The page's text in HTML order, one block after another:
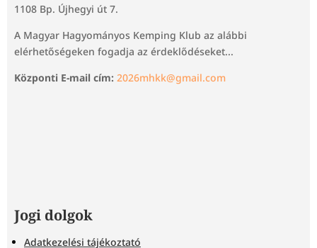
1108 Bp. Újhegyi út 7.
A Magyar Hagyományos Kemping Klub az alábbi
elérhetőségeken fogadja az érdeklődéseket...
Központi E-mail cím: 2026mhkk@gmail.com
Jogi dolgok
Adatkezelési tájékoztató